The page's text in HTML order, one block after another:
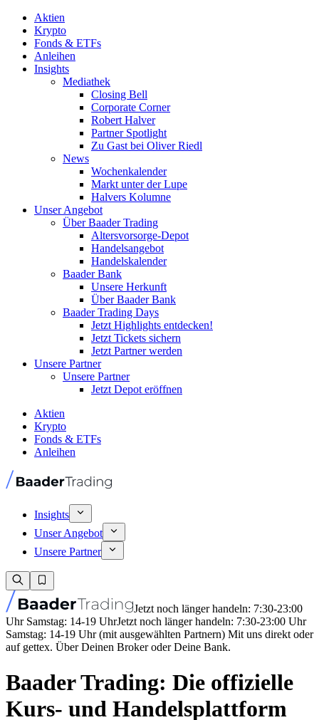
Aktien
Krypto
Fonds & ETFs
Anleihen
Insights
Mediathek
Closing Bell
Corporate Corner
Robert Halver
Partner Spotlight
Zu Gast bei Oliver Riedl
News
Wochenkalender
Markt unter der Lupe
Halvers Kolumne
Unser Angebot
Über Baader Trading
Altersvorsorge-Depot
Handelsangebot
Handelskalender
Baader Bank
Unsere Herkunft
Über Baader Bank
Baader Trading Days
Jetzt Highlights entdecken!
Jetzt Tickets sichern
Jetzt Partner werden
Unsere Partner
Unsere Partner
Jetzt Depot eröffnen
Aktien
Krypto
Fonds & ETFs
Anleihen
Insights
Unser Angebot
Unsere Partner
Jetzt noch länger handeln: 7:30-23:00
Uhr Samstag: 14-19 UhrJetzt noch länger handeln: 7:30-23:00 Uhr
Samstag: 14-19 Uhr (mit ausgewählten Partnern) Mit uns direkt oder
auf gettex. Über Deinen Broker oder Deine Bank.
Baader Trading: Die offizielle
Kurs- und Handelsplattform